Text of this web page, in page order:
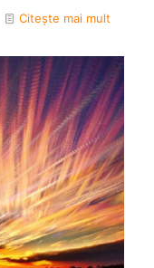
Citește mai mult